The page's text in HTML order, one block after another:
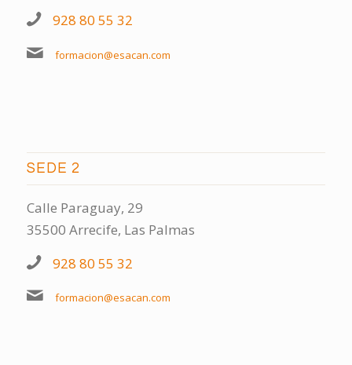
928 80 55 32
formacion@esacan.com
SEDE 2
Calle Paraguay, 29
35500 Arrecife, Las Palmas
928 80 55 32
formacion@esacan.com